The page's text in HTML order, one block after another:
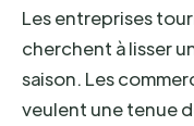
Les entreprises
cherchent à lisser
saison. Les
veulent une tenue